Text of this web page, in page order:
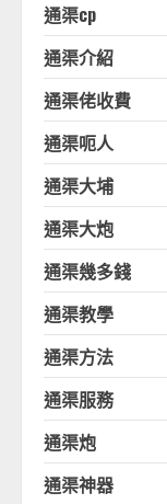
通渠cp
通渠介紹
通渠佬收費
通渠呃人
通渠大埔
通渠大炮
通渠幾多錢
通渠教學
通渠方法
通渠服務
通渠炮
通渠神器